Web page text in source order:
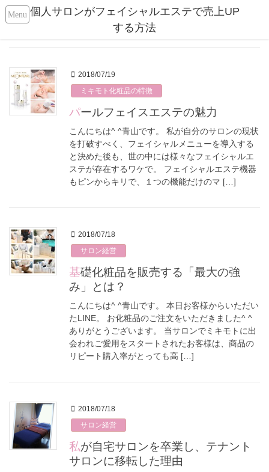
個人サロンがフェイシャルエステで売上UP
する方法
2018/07/19
ミキモト化粧品の特徴
パールフェイスエステの魅力
こんにちは^ ^青山です。 私が自分のサロンの現状
を打破すべく、フェイシャルメニューを導入する
と決めた後も、世の中には様々なフェイシャルエ
ステが存在するワケで。 フェイシャルエステ機器
もピンからキリで、１つの機能だけのマ […]
2018/07/18
サロン経営
基礎化粧品を販売する「最大の強
み」とは？
こんにちは^ ^青山です。 本日お客様からいただい
たLINE。 お化粧品のご注文をいただきました^ ^
ありがとうございます。 当サロンでミキモトに出
会われご愛用をスタートされたお客様は、商品の
リピート購入率がとっても高 […]
2018/07/18
サロン経営
私が自宅サロンを卒業し、テナント
サロンに移転した理由